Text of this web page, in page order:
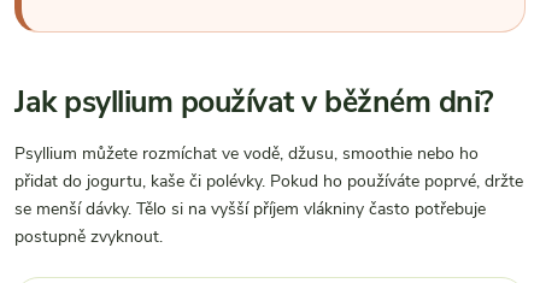
Jak psyllium používat v běžném dni?
Psyllium můžete rozmíchat ve vodě, džusu, smoothie nebo ho
přidat do jogurtu, kaše či polévky. Pokud ho používáte poprvé, držte
se menší dávky. Tělo si na vyšší příjem vlákniny často potřebuje
postupně zvyknout.